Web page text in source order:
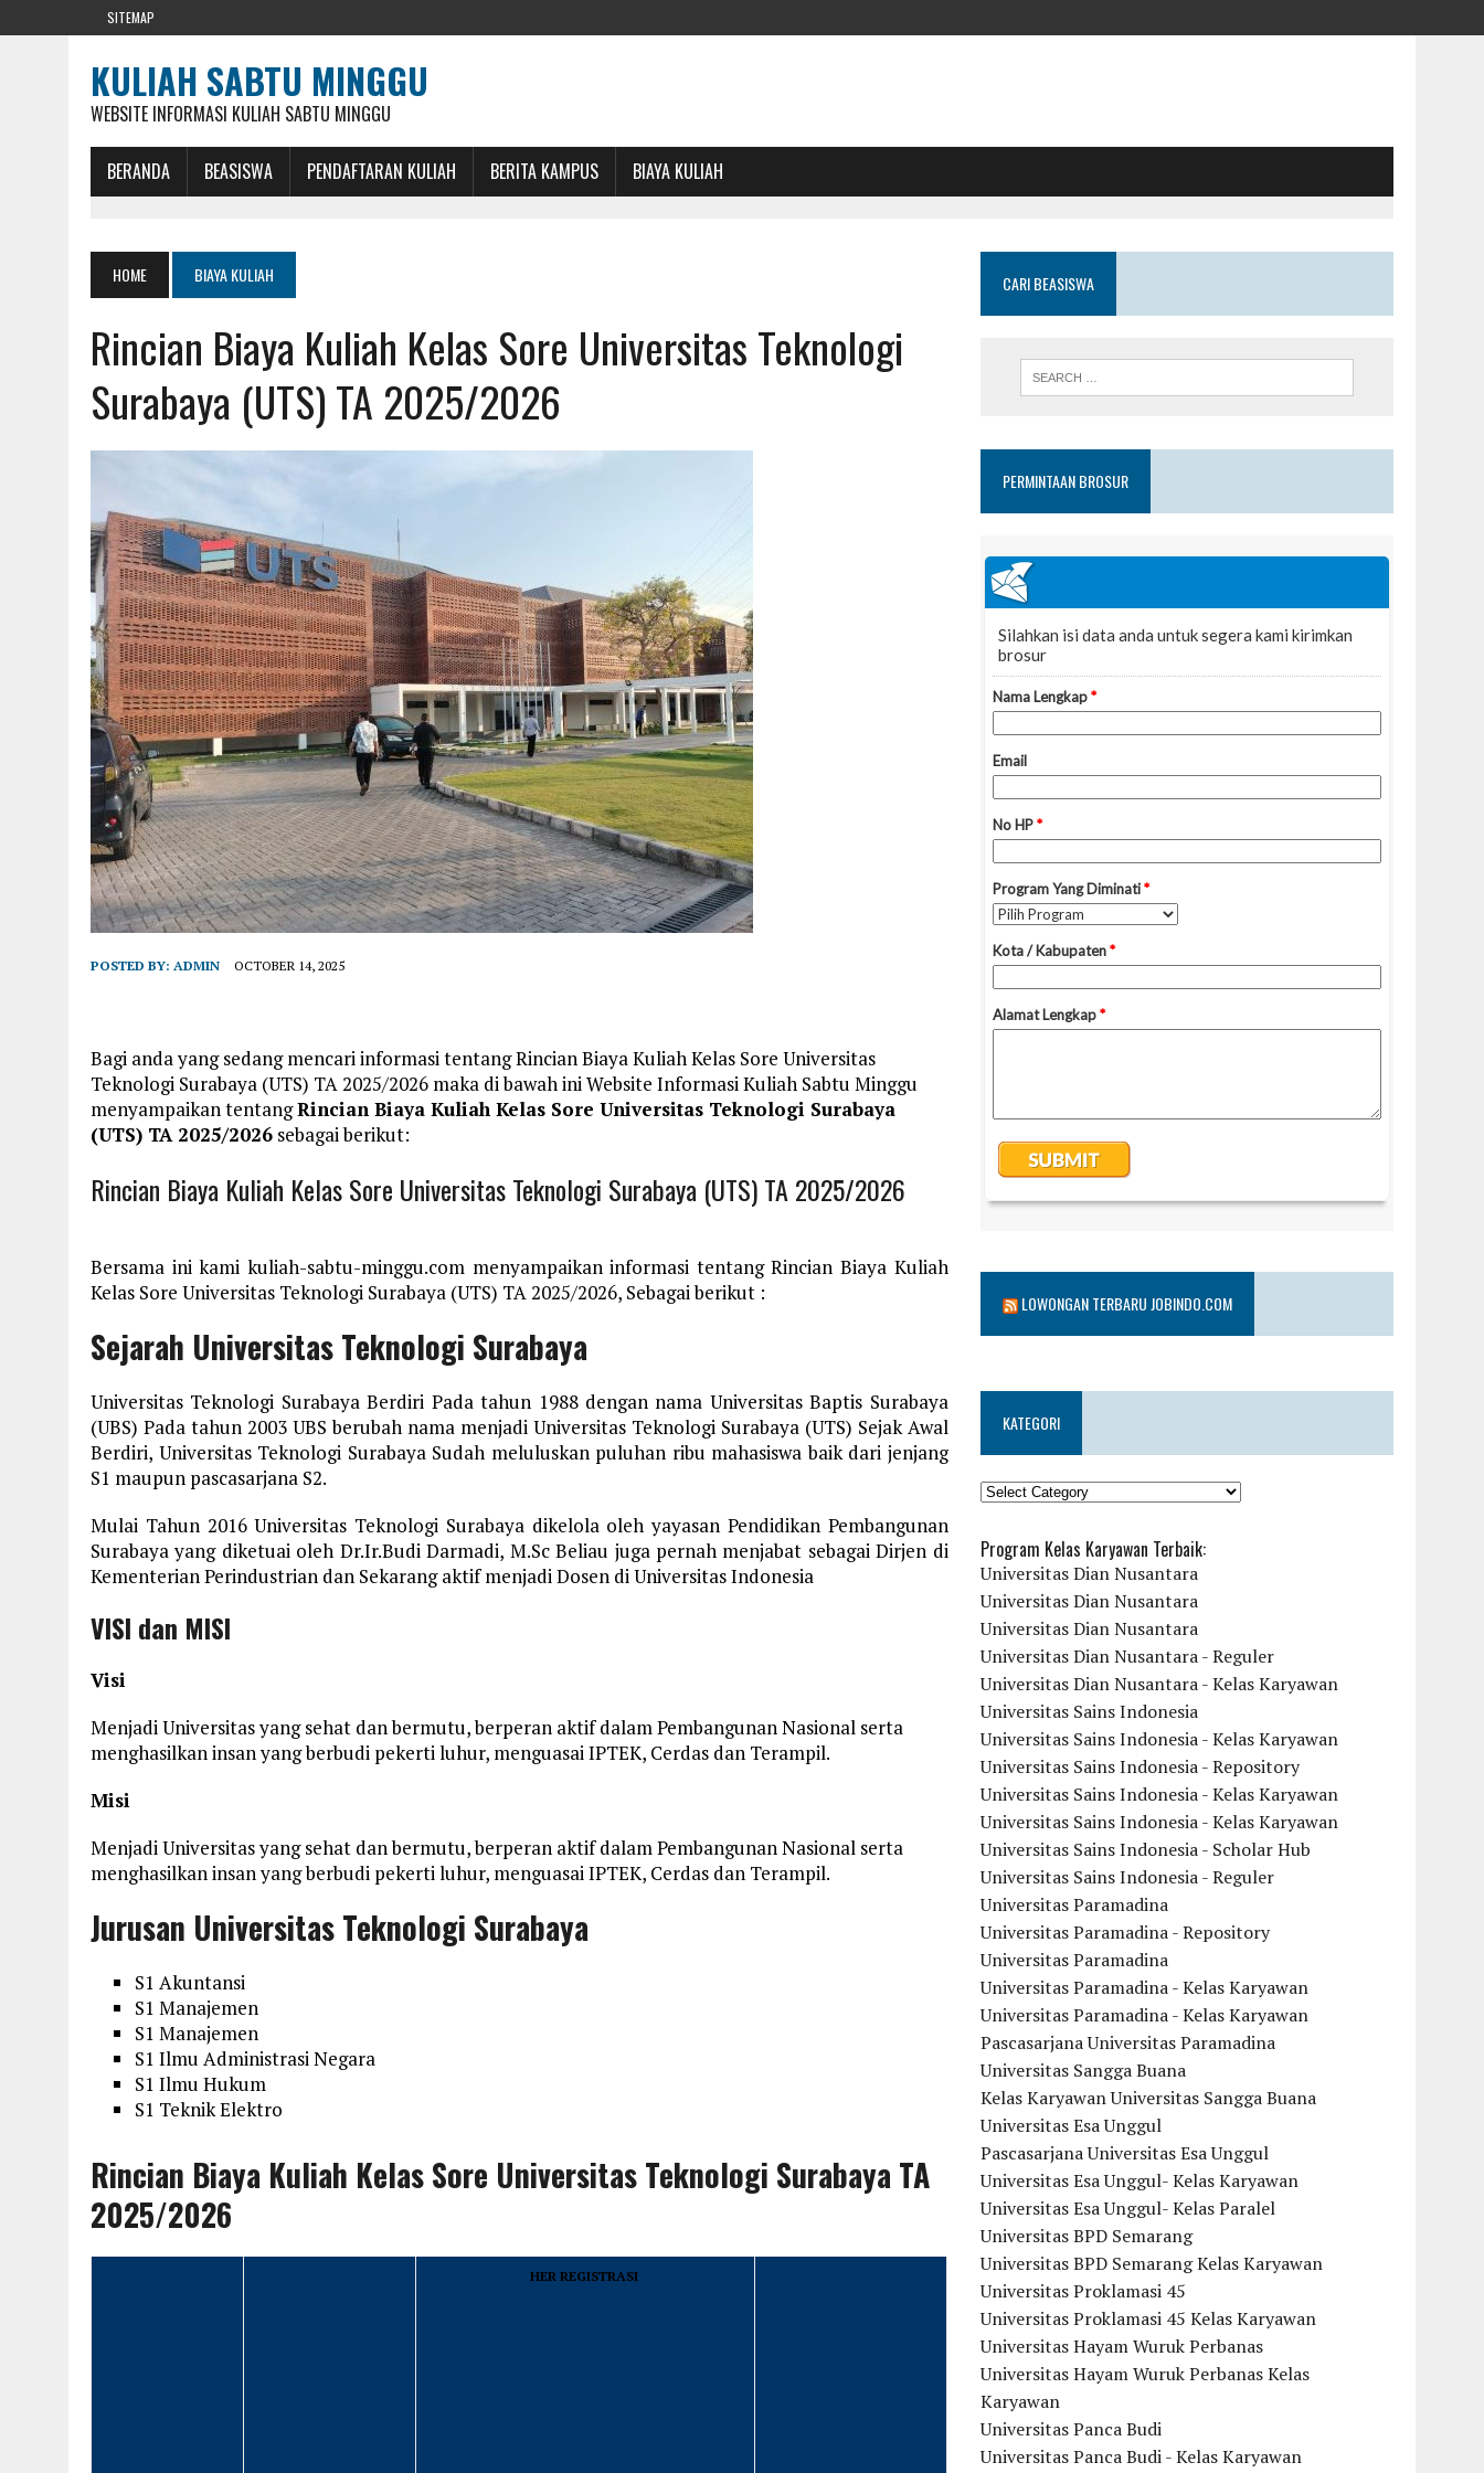
SITEMAP
KULIAH SABTU MINGGU
WEBSITE INFORMASI KULIAH SABTU MINGGU
BERANDA BEASISWA PENDAFTARAN KULIAH BERITA KAMPUS BIAYA KULIAH
HOME BIAYA KULIAH
Rincian Biaya Kuliah Kelas Sore Universitas Teknologi
Surabaya (UTS) TA 2025/2026
POSTED BY: ADMIN OCTOBER 14, 2025
Bagi anda yang sedang mencari informasi tentang Rincian Biaya Kuliah Kelas Sore Universitas
Teknologi Surabaya (UTS) TA 2025/2026 maka di bawah ini Website Informasi Kuliah Sabtu Minggu
menyampaikan tentangRincian Biaya Kuliah Kelas Sore Universitas Teknologi Surabaya
(UTS) TA 2025/2026 sebagai berikut:
Rincian Biaya Kuliah Kelas Sore Universitas Teknologi Surabaya (UTS) TA 2025/2026
Bersama ini kami kuliah-sabtu-minggu.com menyampaikan informasi tentang Rincian Biaya Kuliah
Kelas Sore Universitas Teknologi Surabaya (UTS) TA 2025/2026, Sebagai berikut :
Sejarah Universitas Teknologi Surabaya
Universitas Teknologi Surabaya Berdiri Pada tahun 1988 dengan nama Universitas Baptis Surabaya
(UBS) Pada tahun 2003 UBS berubah nama menjadi Universitas Teknologi Surabaya (UTS) Sejak Awal
Berdiri, Universitas Teknologi Surabaya Sudah meluluskan puluhan ribu mahasiswa baik dari jenjang
S1 maupun pascasarjana S2.
Mulai Tahun 2016 Universitas Teknologi Surabaya dikelola oleh yayasan Pendidikan Pembangunan
Surabaya yang diketuai oleh Dr.Ir.Budi Darmadi, M.Sc Beliau juga pernah menjabat sebagai Dirjen di
Kementerian Perindustrian dan Sekarang aktif menjadi Dosen di Universitas Indonesia
VISI dan MISI
Visi
Menjadi Universitas yang sehat dan bermutu, berperan aktif dalam Pembangunan Nasional serta
menghasilkan insan yang berbudi pekerti luhur, menguasai IPTEK, Cerdas dan Terampil.
Misi
Menjadi Universitas yang sehat dan bermutu, berperan aktif dalam Pembangunan Nasional serta
menghasilkan insan yang berbudi pekerti luhur, menguasai IPTEK, Cerdas dan Terampil.
Jurusan Universitas Teknologi Surabaya
S1 Akuntansi
S1 Manajemen
S1 Manajemen
S1 Ilmu Administrasi Negara
S1 Ilmu Hukum
S1 Teknik Elektro
Rincian Biaya Kuliah Kelas Sore Universitas Teknologi Surabaya TA
2025/2026
HER REGISTRASI
CARI BEASISWA
PERMINTAAN BROSUR
LOWONGAN TERBARU JOBINDO.COM
KATEGORI
KATEGORI
Program Kelas Karyawan Terbaik:
Universitas Dian Nusantara
Universitas Dian Nusantara
Universitas Dian Nusantara
Universitas Dian Nusantara - Reguler
Universitas Dian Nusantara - Kelas Karyawan
Universitas Sains Indonesia
Universitas Sains Indonesia - Kelas Karyawan
Universitas Sains Indonesia - Repository
Universitas Sains Indonesia - Kelas Karyawan
Universitas Sains Indonesia - Kelas Karyawan
Universitas Sains Indonesia - Scholar Hub
Universitas Sains Indonesia - Reguler
Universitas Paramadina
Universitas Paramadina - Repository
Universitas Paramadina
Universitas Paramadina - Kelas Karyawan
Universitas Paramadina - Kelas Karyawan
Pascasarjana Universitas Paramadina
Universitas Sangga Buana
Kelas Karyawan Universitas Sangga Buana
Universitas Esa Unggul
Pascasarjana Universitas Esa Unggul
Universitas Esa Unggul- Kelas Karyawan
Universitas Esa Unggul- Kelas Paralel
Universitas BPD Semarang
Universitas BPD Semarang Kelas Karyawan
Universitas Proklamasi 45
Universitas Proklamasi 45 Kelas Karyawan
Universitas Hayam Wuruk Perbanas
Universitas Hayam Wuruk Perbanas Kelas
Karyawan
Universitas Panca Budi
Universitas Panca Budi - Kelas Karyawan